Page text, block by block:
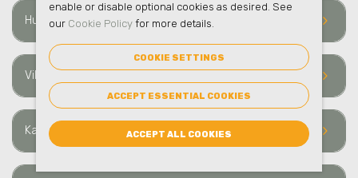
keyboard_arrow_right
Hur ofta sker hämtning av avfall i Älvsjö?
keyboard_arrow_right
Vilka typer av avfall och material kan ni hämta i Älvsjö?
keyboard_arrow_right
Kan ni hantera farligt avfall i Älvsjö?
enable or disable optional cookies as desired. See
our Cookie Policyfor more details.
COOKIE SETTINGS
ACCEPT ESSENTIAL COOKIES
ACCEPT ALL COOKIES